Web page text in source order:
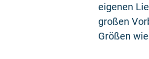
eigenen
großen
Größen